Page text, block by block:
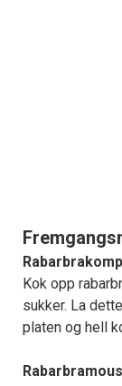
Kok opp
sukker. La
platen og hell